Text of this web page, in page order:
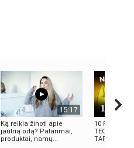
15:17
Ką reikia žinoti apie
jautrią odą? Patarimai,
produktai, namų...
10
TAPO